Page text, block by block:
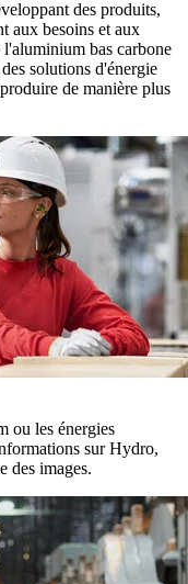
des produits,
aux besoins et aux
bas carbone
solutions d'énergie
de manière plus
ou les énergies
sur Hydro,
des images.